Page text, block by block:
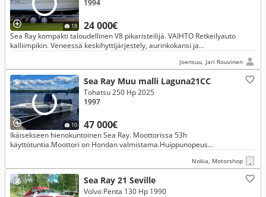
18 24 000€
1994
Sea Ray kompakti taloudellinen V8 pikaristeilijä. VAIHTO Retkeilyauto
kalliimpikin. Veneessä keskihyttijärjestely, aurinkokansi ja
Joensuu, Jari Rouvinen
10
Sea Ray Muu malli Laguna21CC
47 000€
Tohatsu 250 Hp 2025
1997
Ikäisekseen hienokuntoinen Sea Ray. Moottorissa 53h
käyttötuntia.Moottori on Hondan valmistama.Huippunopeus
Nokia, Motorshop
Sea Ray 21 Seville
Volvo Penta 130 Hp 1990